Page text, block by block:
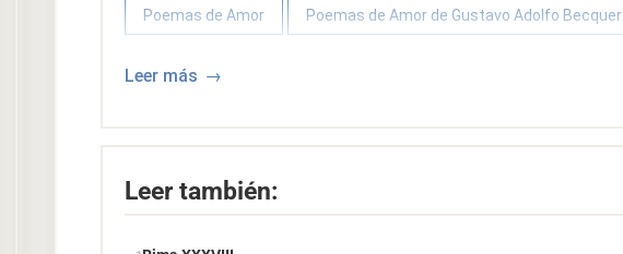
Poemas de Amor Poemas de Amor de Gustavo Adolfo Becquer
Leer más
Leer también: